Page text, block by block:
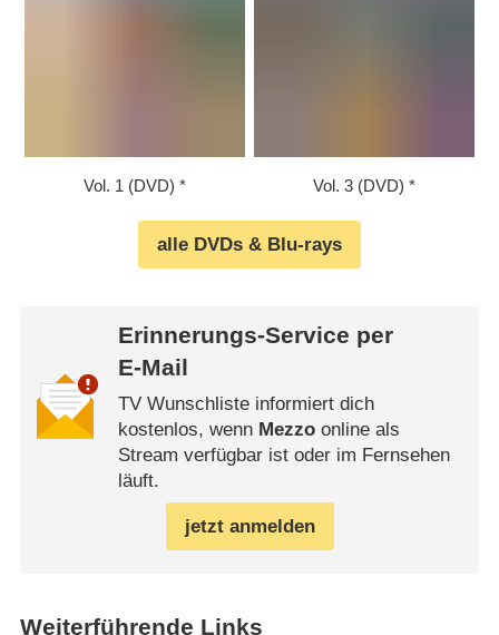
Vol. 1 (DVD) Vol. 3 (DVD)
alle DVDs & Blu-rays
Erinnerungs-Service per
E-Mail
TV Wunschliste informiert dich
kostenlos, wenn Mezzoonline als
Stream verfügbar ist oder im Fernsehen
läuft.
jetzt anmelden
Weiterführende Links